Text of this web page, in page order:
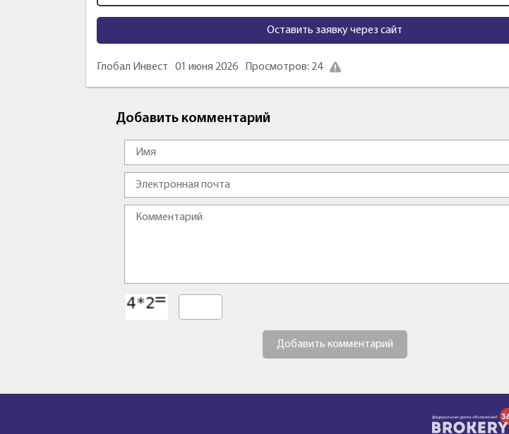
Оставить заявку через сайт
Глобал Инвест 01 июня 2026 Просмотров: 24
Добавить комментарий
Добавить комментарий